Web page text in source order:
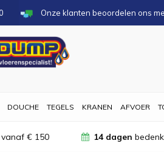
Onze klanten beoordelen ons
DOUCHE TEGELS KRANEN AFVOER
€ 150 14 dagen